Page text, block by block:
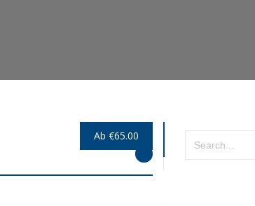
Ab €65.00